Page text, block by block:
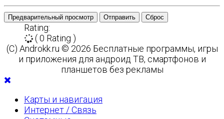
Предварительный просмотр Отправить Сброс
Rating:
( 0 Rating )
(C) Androkk.ru © 2026 Бесплатные программы, игры
и приложения для андроид ТВ, смартфонов и
планшетов без рекламы
Карты и навигация
Интернет / Связь